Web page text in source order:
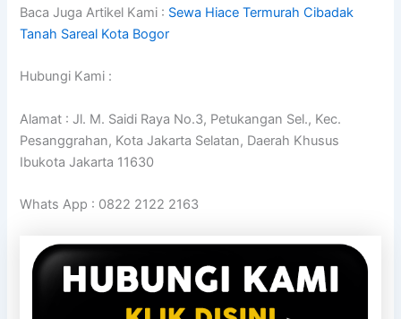
Baca Juga Artikel Kami : Sewa Hiace Termurah Cibadak
Tanah Sareal Kota Bogor
Hubungi Kami :
Alamat : Jl. M. Saidi Raya No.3, Petukangan Sel., Kec.
Pesanggrahan, Kota Jakarta Selatan, Daerah Khusus
Ibukota Jakarta 11630
Whats App : 0822 2122 2163